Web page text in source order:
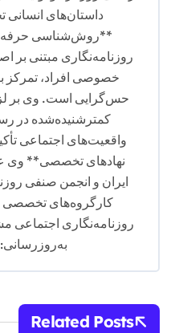
داستان‌های انسانی
**روش‌شناسی
روزنامه‌نگاری مبتنی بر
خصوصی افراد، تمرکز
حس‌گرایی است. وی بر
کمترشنیده‌شده در
واقعیت‌های اجتماعی
نهادهای تخصصی** وی
ایران و انجمن صنفی
کارگروه‌های تخصصی
روزنامه‌نگاری اجتماعی
به‌روزرسانی:
Related Posts